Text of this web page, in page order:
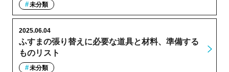
未分類
ふすまの張り替えに必要な道具と材料、準備する
ものリスト
2025.06.04
未分類